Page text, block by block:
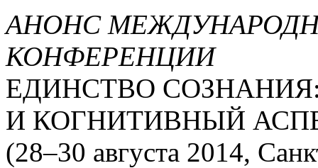
АНОНС
КОНФЕРЕНЦИИ
ЕДИНСТВО
И КОГНИТИВНЫЙ
(28–30 августа 2014,